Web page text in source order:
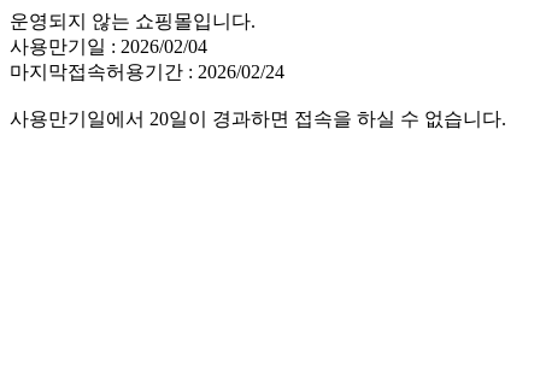
운영되지 않는 쇼핑몰입니다.
사용만기일 : 2026/02/04
마지막접속허용기간 : 2026/02/24
사용만기일에서 20일이 경과하면 접속을 하실 수 없습니다.